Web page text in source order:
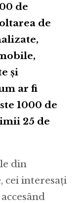
de
de
și
ar fi
1000 de
25 de
din
cei interesați